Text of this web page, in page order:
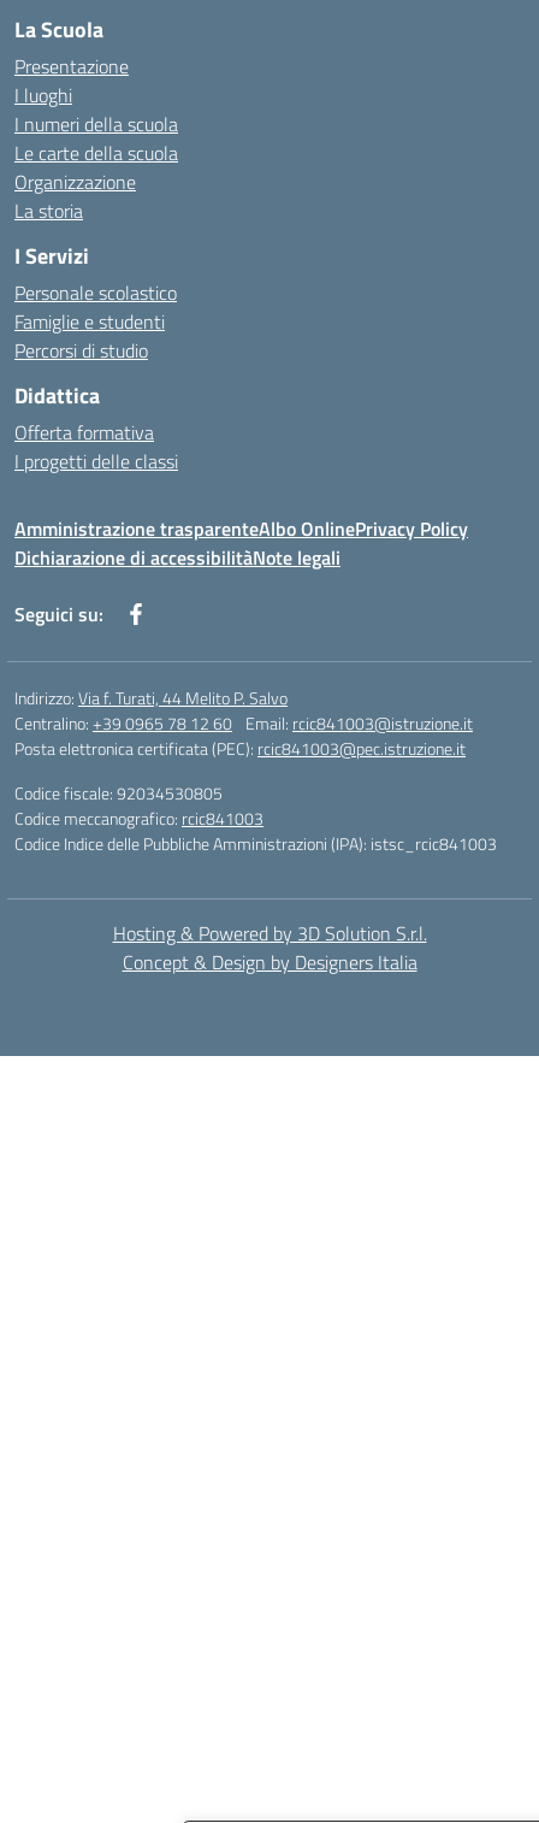
La Scuola
Presentazione
I luoghi
I numeri della scuola
Le carte della scuola
Organizzazione
La storia
I Servizi
Personale scolastico
Famiglie e studenti
Percorsi di studio
Didattica
Offerta formativa
I progetti delle classi
Amministrazione trasparenteAlbo OnlinePrivacy Policy
Dichiarazione di accessibilitàNote legali
Seguici su:
Indirizzo:Via f. Turati, 44 Melito P. Salvo
Centralino:+39 0965 78 12 60 Email: rcic841003@istruzione.it
Posta elettronica certificata (PEC): rcic841003@pec.istruzione.it
Codice fiscale: 92034530805
Codice meccanografico: rcic841003
Codice Indice delle Pubbliche Amministrazioni (IPA): istsc_rcic841003
Hosting & Powered by 3D Solution S.r.l.
Concept & Design by Designers Italia